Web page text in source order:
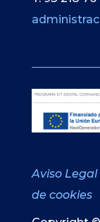
Aviso Legal
de cookies